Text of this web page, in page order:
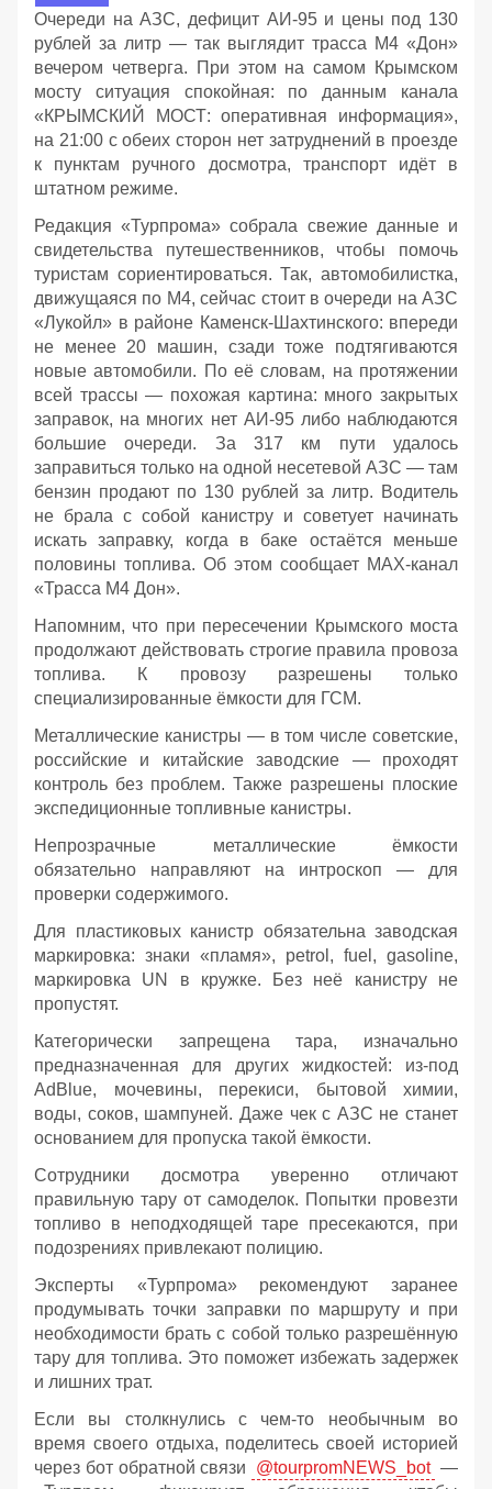
Очереди на АЗС, дефицит АИ‑95 и цены под 130
рублей за литр — так выглядит трасса М4 «Дон»
вечером четверга. При этом на самом Крымском
мосту ситуация спокойная: по данным канала
«КРЫМСКИЙ МОСТ: оперативная информация»,
на 21:00 с обеих сторон нет затруднений в проезде
к пунктам ручного досмотра, транспорт идёт в
штатном режиме.
Редакция «Турпрома» собрала свежие данные и
свидетельства путешественников, чтобы помочь
туристам сориентироваться. Так, автомобилистка,
движущаяся по М4, сейчас стоит в очереди на АЗС
«Лукойл» в районе Каменск‑Шахтинского: впереди
не менее 20 машин, сзади тоже подтягиваются
новые автомобили. По её словам, на протяжении
всей трассы — похожая картина: много закрытых
заправок, на многих нет АИ‑95 либо наблюдаются
большие очереди. За 317 км пути удалось
заправиться только на одной несетевой АЗС — там
бензин продают по 130 рублей за литр. Водитель
не брала с собой канистру и советует начинать
искать заправку, когда в баке остаётся меньше
половины топлива. Об этом сообщает МАХ-канал
«Трасса М4 Дон».
Напомним, что при пересечении Крымского моста
продолжают действовать строгие правила провоза
топлива. К провозу разрешены только
специализированные ёмкости для ГСМ.
Металлические канистры — в том числе советские,
российские и китайские заводские — проходят
контроль без проблем. Также разрешены плоские
экспедиционные топливные канистры.
Непрозрачные металлические ёмкости
обязательно направляют на интроскоп — для
проверки содержимого.
Для пластиковых канистр обязательна заводская
маркировка: знаки «пламя», petrol, fuel, gasoline,
маркировка UN в кружке. Без неё канистру не
пропустят.
Категорически запрещена тара, изначально
предназначенная для других жидкостей: из‑под
AdBlue, мочевины, перекиси, бытовой химии,
воды, соков, шампуней. Даже чек с АЗС не станет
основанием для пропуска такой ёмкости.
Сотрудники досмотра уверенно отличают
правильную тару от самоделок. Попытки провезти
топливо в неподходящей таре пресекаются, при
подозрениях привлекают полицию.
Эксперты «Турпрома» рекомендуют заранее
продумывать точки заправки по маршруту и при
необходимости брать с собой только разрешённую
тару для топлива. Это поможет избежать задержек
и лишних трат.
Если вы столкнулись с чем-то необычным во
время своего отдыха, поделитесь своей историей
через бот обратной связи
@tourpromNEWS_bot —